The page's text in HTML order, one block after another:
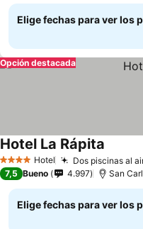
Elige fechas para ver los
Opción destacada
4 EstrellasHotel Dos piscinas al
Hotel La Rápita
7,5 Bueno 4.997 San
Elige fechas para ver los